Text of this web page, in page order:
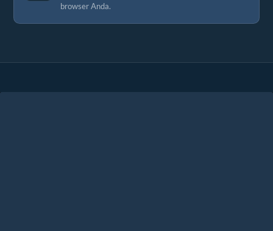
browser Anda.